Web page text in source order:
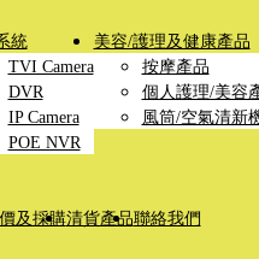
統
TVI Camera
DVR
IP Camera
POE NVR
美容/護理及健康產品
按摩產品
個人護理/美容
風筒/空氣清新
及採購清貨產品聯絡我們